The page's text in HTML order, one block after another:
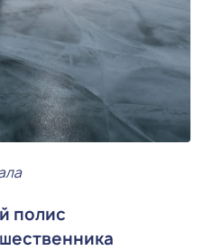
полис